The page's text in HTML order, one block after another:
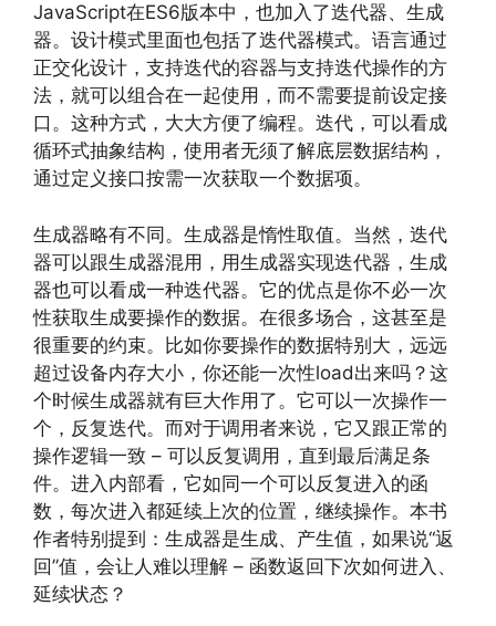
JavaScript在ES6版本中，也加入了迭代器、生成
器。设计模式里面也包括了迭代器模式。语言通过
正交化设计，支持迭代的容器与支持迭代操作的方
法，就可以组合在一起使用，而不需要提前设定接
口。这种方式，大大方便了编程。迭代，可以看成
循环式抽象结构，使用者无须了解底层数据结构，
通过定义接口按需一次获取一个数据项。
生成器略有不同。生成器是惰性取值。当然，迭代
器可以跟生成器混用，用生成器实现迭代器，生成
器也可以看成一种迭代器。它的优点是你不必一次
性获取生成要操作的数据。在很多场合，这甚至是
很重要的约束。比如你要操作的数据特别大，远远
超过设备内存大小，你还能一次性load出来吗？这
个时候生成器就有巨大作用了。它可以一次操作一
个，反复迭代。而对于调用者来说，它又跟正常的
操作逻辑一致 – 可以反复调用，直到最后满足条
件。进入内部看，它如同一个可以反复进入的函
数，每次进入都延续上次的位置，继续操作。本书
作者特别提到：生成器是生成、产生值，如果说“返
回”值，会让人难以理解 – 函数返回下次如何进入、
延续状态？